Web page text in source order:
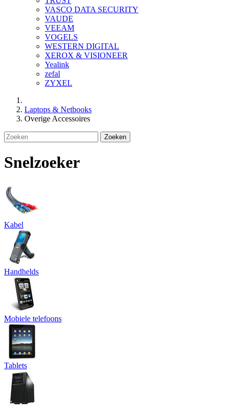
VASCO DATA SECURITY
VAUDE
VEEAM
VOGELS
WESTERN DIGITAL
XEROX & VISIONEER
Yealink
zefal
ZYXEL
Laptops & Netbooks
Overige Accessoires
Zoeken
Snelzoeker
Kabel
Handhelds
Mobiele telefoons
Tablets